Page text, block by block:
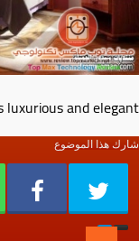
luxurious and elegant
شارك هذا الموضوع